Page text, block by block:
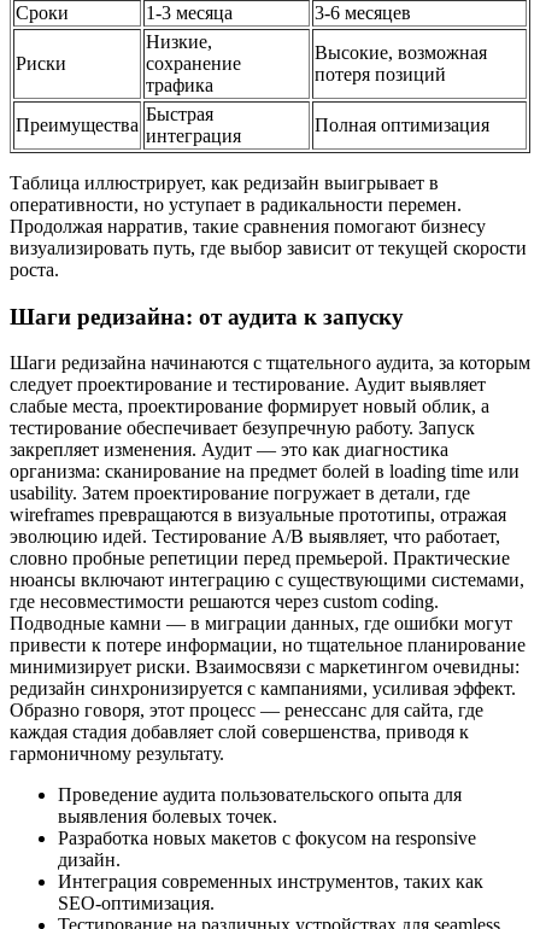
Сроки
1-3 месяца 3-6 месяцев
Риски
Низкие,
сохранение
трафика
Высокие, возможная
потеря позиций
Преимущества
Быстрая
интеграция
Полная оптимизация
Таблица иллюстрирует, как редизайн выигрывает в
оперативности, но уступает в радикальности перемен.
Продолжая нарратив, такие сравнения помогают бизнесу
визуализировать путь, где выбор зависит от текущей скорости
роста.
Шаги редизайна: от аудита к запуску
Шаги редизайна начинаются с тщательного аудита, за которым
следует проектирование и тестирование. Аудит выявляет
слабые места, проектирование формирует новый облик, а
тестирование обеспечивает безупречную работу. Запуск
закрепляет изменения. Аудит — это как диагностика
организма: сканирование на предмет болей в loading time или
usability. Затем проектирование погружает в детали, где
wireframes превращаются в визуальные прототипы, отражая
эволюцию идей. Тестирование A/B выявляет, что работает,
словно пробные репетиции перед премьерой. Практические
нюансы включают интеграцию с существующими системами,
где несовместимости решаются через custom coding.
Подводные камни — в миграции данных, где ошибки могут
привести к потере информации, но тщательное планирование
минимизирует риски. Взаимосвязи с маркетингом очевидны:
редизайн синхронизируется с кампаниями, усиливая эффект.
Образно говоря, этот процесс — ренессанс для сайта, где
каждая стадия добавляет слой совершенства, приводя к
гармоничному результату.
Проведение аудита пользовательского опыта для
выявления болевых точек.
Разработка новых макетов с фокусом на responsive
дизайн.
Интеграция современных инструментов, таких как
SEO-оптимизация.